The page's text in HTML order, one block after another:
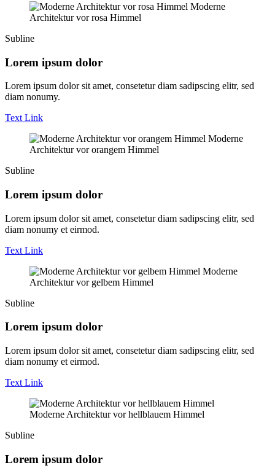
Moderne
Architektur vor rosa Himmel
Subline
Lorem ipsum dolor
Lorem ipsum dolor sit amet, consetetur diam sadipscing elitr, sed
diam nonumy.
Text Link
Moderne
Architektur vor orangem Himmel
Subline
Lorem ipsum dolor
Lorem ipsum dolor sit amet, consetetur diam sadipscing elitr, sed
diam nonumy et eirmod.
Text Link
Moderne
Architektur vor gelbem Himmel
Subline
Lorem ipsum dolor
Lorem ipsum dolor sit amet, consetetur diam sadipscing elitr, sed
diam nonumy et eirmod.
Text Link
Moderne Architektur vor hellblauem Himmel
Subline
Lorem ipsum dolor